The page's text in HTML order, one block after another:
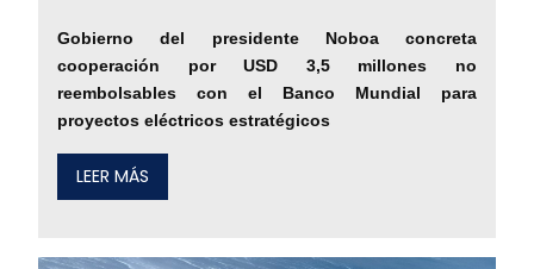
Gobierno del presidente Noboa concreta
cooperación por USD 3,5 millones no
reembolsables con el Banco Mundial para
proyectos eléctricos estratégicos
LEER MÁS